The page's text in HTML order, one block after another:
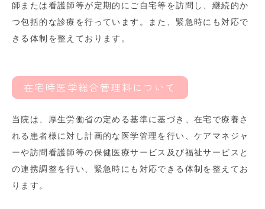
師または看護師等が定期的にご自宅等を訪問し、継続的か
つ包括的な診療を行っています。また、緊急時にも対応で
きる体制を整えております。
在宅時医学総合管理料について
当院は、厚生労働省の定める基準に基づき、在宅で療養さ
れる患者様に対し計画的な医学管理を行い、ケアマネジャ
ーや訪問看護師等の保健医療サービス及び福祉サービスと
の連携調整を行い、緊急時にも対応できる体制を整えてお
ります。